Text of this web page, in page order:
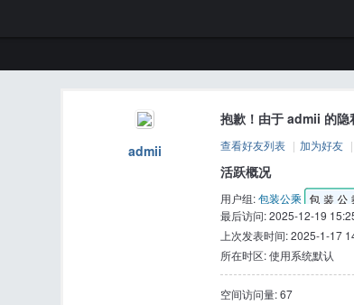
admii
抱歉！由于 admii 的隐
查看好友列表 | 加为好友 |
活跃概况
用户组:包装公乘
最后访问: 2025-12-19
上次发表时间: 2025-1-17
所在时区: 使用系统默认
空间访问量: 67